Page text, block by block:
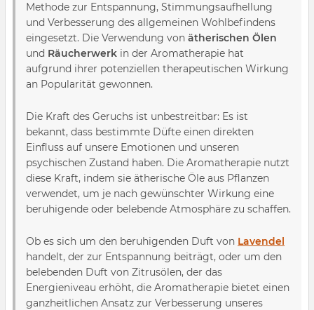
Methode zur Entspannung, Stimmungsaufhellung
und Verbesserung des allgemeinen Wohlbefindens
eingesetzt. Die Verwendung von ätherischen Ölen
und Räucherwerk in der Aromatherapie hat
aufgrund ihrer potenziellen therapeutischen Wirkung
an Popularität gewonnen.
Die Kraft des Geruchs ist unbestreitbar: Es ist
bekannt, dass bestimmte Düfte einen direkten
Einfluss auf unsere Emotionen und unseren
psychischen Zustand haben. Die Aromatherapie nutzt
diese Kraft, indem sie ätherische Öle aus Pflanzen
verwendet, um je nach gewünschter Wirkung eine
beruhigende oder belebende Atmosphäre zu schaffen.
Ob es sich um den beruhigenden Duft von Lavendel
handelt, der zur Entspannung beiträgt, oder um den
belebenden Duft von Zitrusölen, der das
Energieniveau erhöht, die Aromatherapie bietet einen
ganzheitlichen Ansatz zur Verbesserung unseres